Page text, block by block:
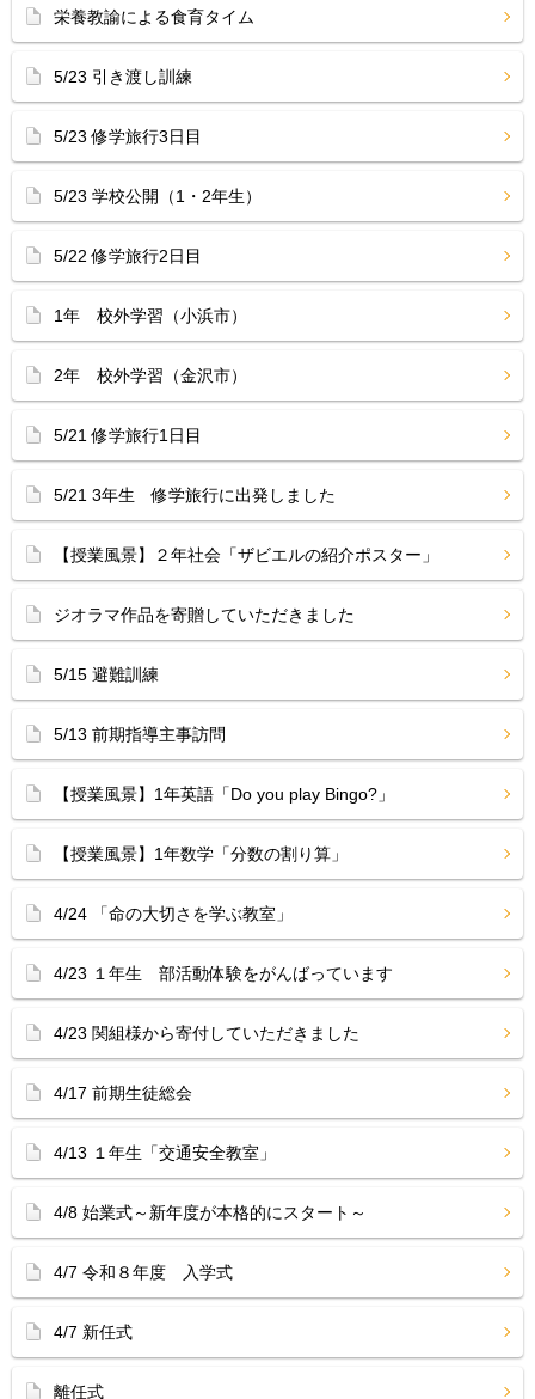
栄養教諭による食育タイム
5/23 引き渡し訓練
5/23 修学旅行3日目
5/23 学校公開（1・2年生）
5/22 修学旅行2日目
1年 校外学習（小浜市）
2年 校外学習（金沢市）
5/21 修学旅行1日目
5/21 3年生 修学旅行に出発しました
【授業風景】２年社会「ザビエルの紹介ポスター」
ジオラマ作品を寄贈していただきました
5/15 避難訓練
5/13 前期指導主事訪問
【授業風景】1年英語「Do you play Bingo?」
【授業風景】1年数学「分数の割り算」
4/24 「命の大切さを学ぶ教室」
4/23 １年生 部活動体験をがんばっています
4/23 関組様から寄付していただきました
4/17 前期生徒総会
4/13 １年生「交通安全教室」
4/8 始業式～新年度が本格的にスタート～
4/7 令和８年度 入学式
4/7 新任式
離任式